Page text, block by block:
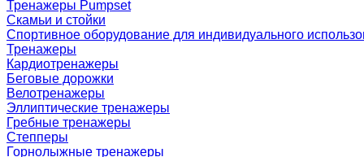
Тренажеры Pumpset
Скамьи и стойки
Спортивное оборудование для индивидуального
Тренажеры
Кардиотренажеры
Беговые дорожки
Велотренажеры
Эллиптические тренажеры
Гребные тренажеры
Степперы
Горнолыжные тренажеры